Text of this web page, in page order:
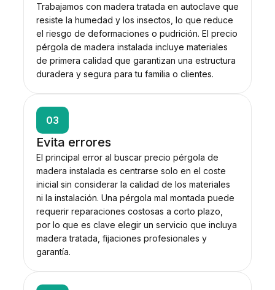
Trabajamos con madera tratada en autoclave que
resiste la humedad y los insectos, lo que reduce
el riesgo de deformaciones o pudrición. El precio
pérgola de madera instalada incluye materiales
de primera calidad que garantizan una estructura
duradera y segura para tu familia o clientes.
03
Evita errores
El principal error al buscar precio pérgola de
madera instalada es centrarse solo en el coste
inicial sin considerar la calidad de los materiales
ni la instalación. Una pérgola mal montada puede
requerir reparaciones costosas a corto plazo,
por lo que es clave elegir un servicio que incluya
madera tratada, fijaciones profesionales y
garantía.